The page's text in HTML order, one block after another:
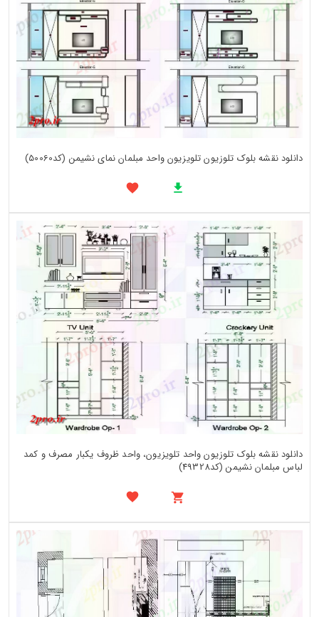
دانلود نقشه بلوک تلوزیون تلویزیون واحد مبلمان نمای نشیمن (کد50060)
دانلود نقشه بلوک تلوزیون واحد تلویزیون، واحد ظروف یکبار مصرف و کمد
لباس مبلمان نشیمن (کد49328)